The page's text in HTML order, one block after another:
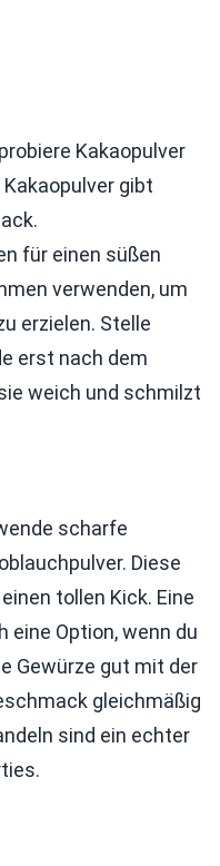
Kakaopulver
gibt
für einen süßen
verwenden, um
erzielen. Stelle
erst nach dem
weich und schmilzt
scharfe
Diese
tollen Kick. Eine
Option, wenn du
Gewürze gut mit der
gleichmäßig
sind ein echter